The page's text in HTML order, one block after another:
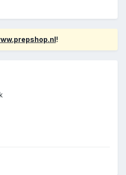
!